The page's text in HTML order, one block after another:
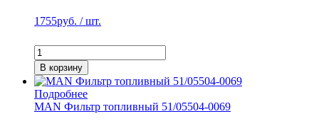
1755руб. / шт.
В корзину
Подробнее
MAN Фильтр топливный 51/05504-0069